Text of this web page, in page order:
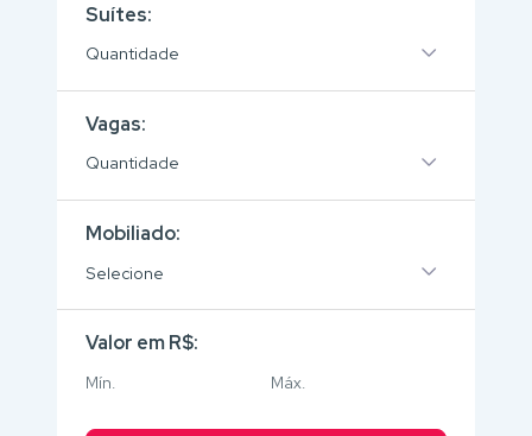
Suítes:
Quantidade
Vagas:
Quantidade
Mobiliado:
Selecione
Valor em R$: